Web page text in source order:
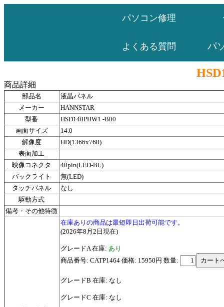
パソコン修理
よくある質問 パ
商品詳細
部品名
液晶パネル
メーカー
HANNSTAR
型番
HSD140PHW1 -B00
画面サイズ
14.0
解像度
HD(1366x768)
表面加工
映像コネクタ
40pin(LED-BL)
バックライト
無(LED)
タッチパネル
なし
駆動方式
備考・その他特徴
在庫ありの商品は最短即日出荷可能です。
(2026年8月2日現在)
グレードA 在庫: あり
商品番号: CATP1464 価格: 15950円 数量:
グレードB 在庫: なし
グレードC 在庫: なし